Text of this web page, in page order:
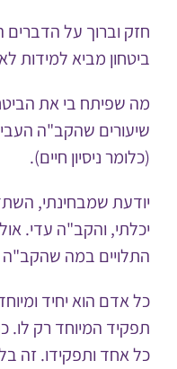
חזק וברוך על הדברים
ביטחון מביא למידות
מה שפיתח בי את
שיעורים שהקב"ה
(כלומר ניסיון חיים).
יודעת שמבחינתי,
יכלתי, והקב"ה עדי.
התלויים במה שהקב"ה
כל אדם הוא יחיד
תפקיד המיוחד רק
כל אחד ותפקידו. זה